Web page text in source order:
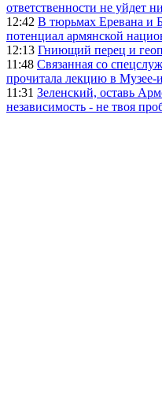
ответственности не уйдет
12:42 В тюрьмах Еревана и
потенциал армянской
12:13 Гниющий перец и
11:48 Связанная со
прочитала лекцию в Музее-
11:31 Зеленский, оставь
независимость - не твоя